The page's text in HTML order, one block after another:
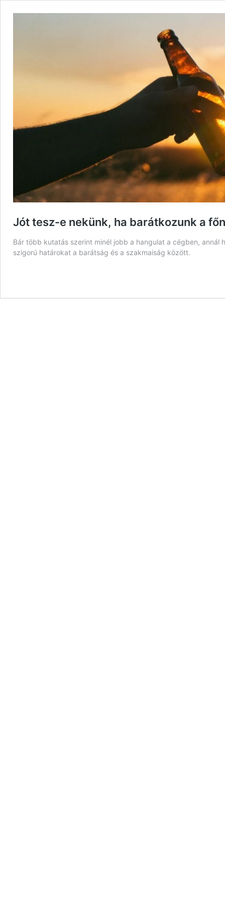
Jót tesz-e nekünk, ha barátkozunk a
Bár több kutatás szerint minél jobb a hangulat a cégben,
szigorú határokat a barátság és a szakmaiság között.